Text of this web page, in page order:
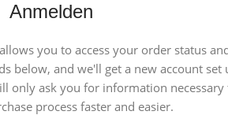
Anmelden
you to access your order status
below, and we'll get a new account set
only ask you for information necessary
process faster and easier.